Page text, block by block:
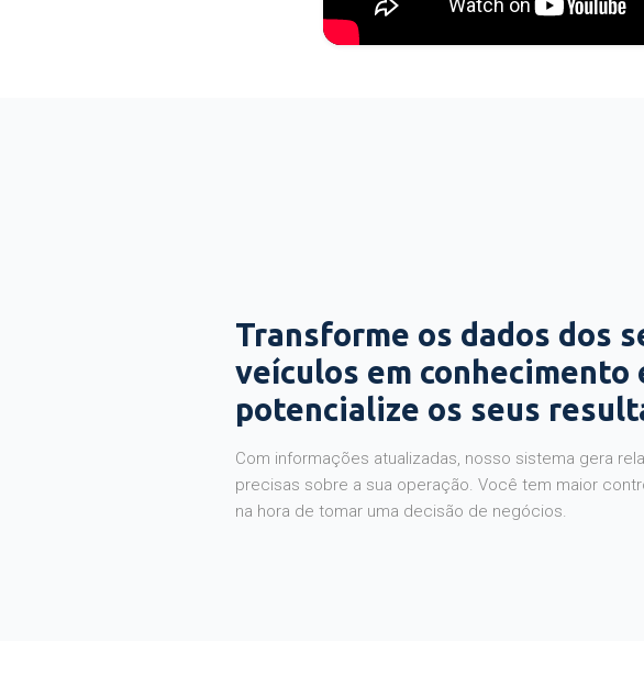
Transforme os dados dos
veículos em conhecimento
potencialize os seus
Com informações atualizadas, nosso sistema gera
precisas sobre a sua operação. Você tem maior
na hora de tomar uma decisão de negócios.